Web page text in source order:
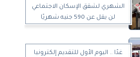
الشهري لشقق الإسكان الاجتماعي
لن يقل عن 590 جنيه شهريًا
غدًا .. اليوم الأول للتقديم إلكترونيا